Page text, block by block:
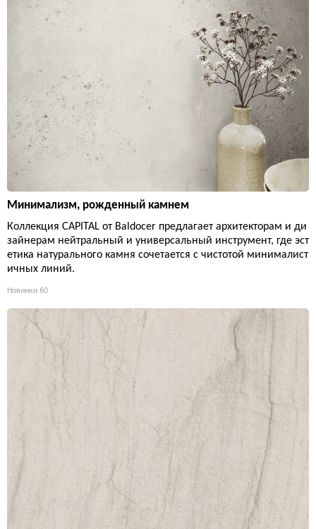
Минимализм, рожденный камнем
Коллекция CAPITAL от Baldocer предлагает архитекторам и ди
зайнерам нейтральный и универсальный инструмент, где эст
етика натурального камня сочетается с чистотой минималист
ичных линий.
Новинки 60